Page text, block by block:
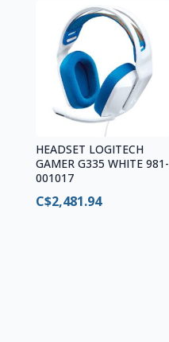
HEADSET LOGITECH
GAMER G335 WHITE 981-
001017
C$2,481.94